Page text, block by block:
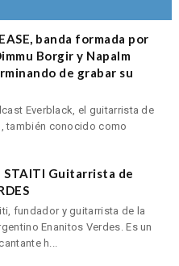
banda formada por
Borgir y Napalm
de grabar su
Everblack, el guitarrista de
también conocido como
STAITI Guitarrista de
fundador y guitarrista de la
Enanitos Verdes. Es un
h...